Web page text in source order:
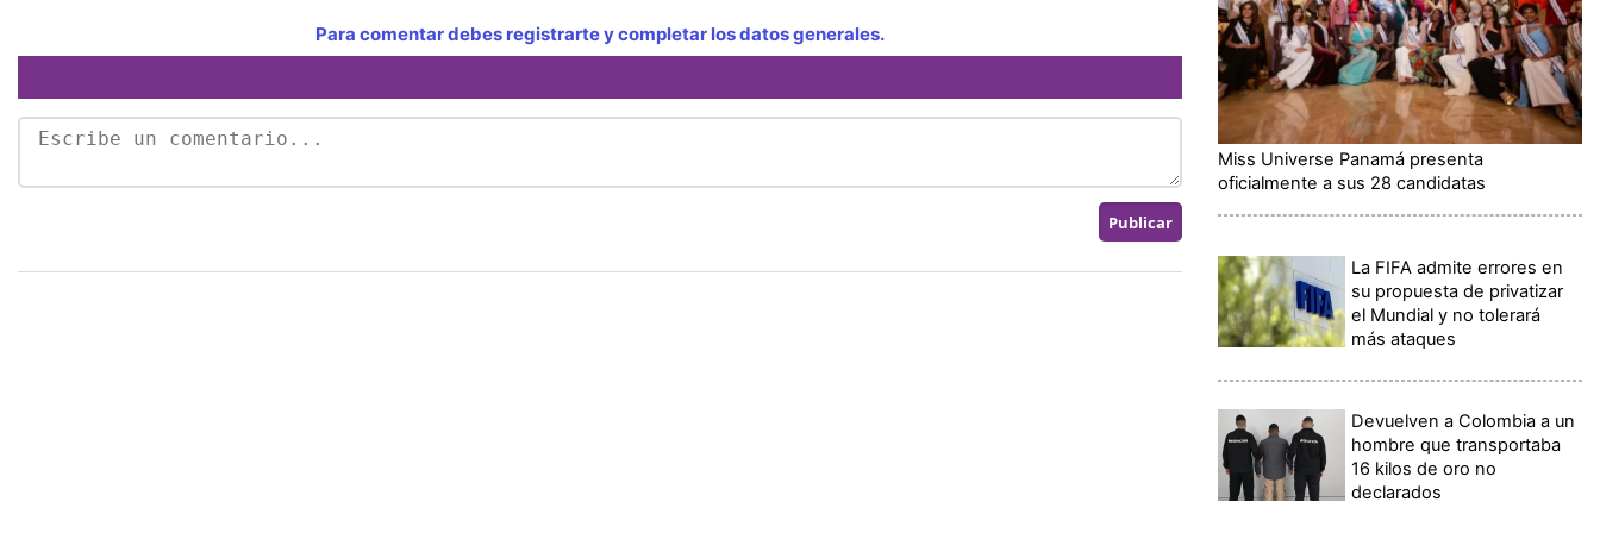
Para comentar debes registrarte y completar los datos generales.
Miss Universe Panamá presenta
oficialmente a sus 28 candidatas
La FIFA admite errores en
su propuesta de privatizar
el Mundial y no tolerará
más ataques
Devuelven a Colombia a un
hombre que transportaba
16 kilos de oro no
declarados